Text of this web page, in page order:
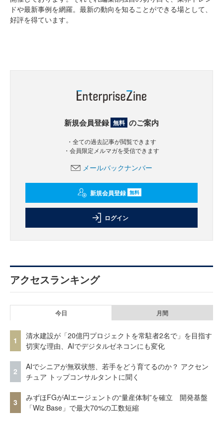
ドや最新事例を網羅。最新の動向を知ることができる場として、
好評を得ています。
新規会員登録 無料 のご案内
・全ての過去記事が閲覧できます
・会員限定メルマガを受信できます
メールバックナンバー
新規会員登録 無料
ログイン
アクセスランキング
今日 月間
1
清水建設が「20億円プロジェクトを常駐者2名で」を目指す
切実な理由、AIでデジタルゼネコンにも変化
2
AIでシニアが無双状態、若手をどう育てるのか？ アクセン
チュア トップコンサルタントに聞く
3
みずほFGがAIエージェントの“量産体制”を確立 開発基盤
「Wiz Base」で最大70%の工数短縮